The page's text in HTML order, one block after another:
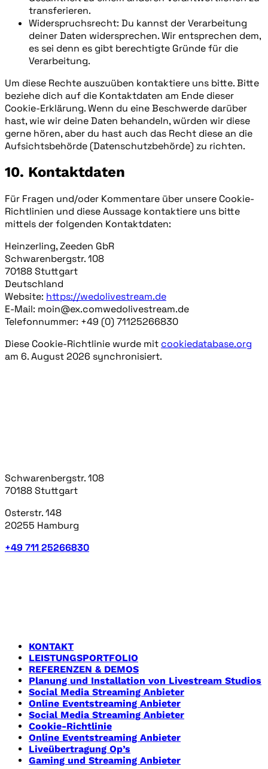
transferieren.
Widerspruchsrecht: Du kannst der Verarbeitung
deiner Daten widersprechen. Wir entsprechen dem,
es sei denn es gibt berechtigte Gründe für die
Verarbeitung.
Um diese Rechte auszuüben kontaktiere uns bitte. Bitte
beziehe dich auf die Kontaktdaten am Ende dieser
Cookie-Erklärung. Wenn du eine Beschwerde darüber
hast, wie wir deine Daten behandeln, würden wir diese
gerne hören, aber du hast auch das Recht diese an die
Aufsichtsbehörde (Datenschutzbehörde) zu richten.
10. Kontaktdaten
Für Fragen und/oder Kommentare über unsere Cookie-
Richtlinien und diese Aussage kontaktiere uns bitte
mittels der folgenden Kontaktdaten:
Heinzerling, Zeeden GbR
Schwarenbergstr. 108
70188 Stuttgart
Deutschland
Website: https://wedolivestream.de
E-Mail: moin@ex.comwedolivestream.de
Telefonnummer: +49 (0) 71125266830
Diese Cookie-Richtlinie wurde mit cookiedatabase.org
am 6. August 2026 synchronisiert.
Schwarenbergstr. 108
70188 Stuttgart
Osterstr. 148
20255 Hamburg
+49 711 25266830
KONTAKT
LEISTUNGSPORTFOLIO
REFERENZEN & DEMOS
Planung und Installation von Livestream Studios
Social Media Streaming Anbieter
Online Eventstreaming Anbieter
Social Media Streaming Anbieter
Cookie-Richtlinie
Online Eventstreaming Anbieter
Liveübertragung Op’s
Gaming und Streaming Anbieter